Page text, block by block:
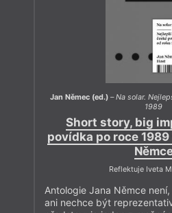
Jan Němec (ed.)–Na solar.
1989
Short story, big
povídka po roce
Reflektuje Iveta
Antologie Jana Němce
ani nechce být